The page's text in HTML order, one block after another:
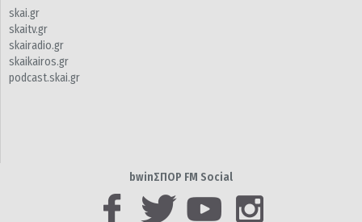
skai.gr
skaitv.gr
skairadio.gr
skaikairos.gr
podcast.skai.gr
bwinΣΠΟΡ FM Social